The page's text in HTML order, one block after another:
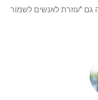
גם "עוזרת לאנשים לשמור